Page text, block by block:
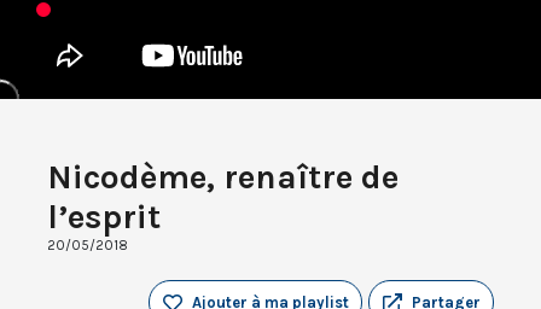
Nicodème, renaître de
l’esprit
20/05/2018
Partager
Ajouter à ma playlist